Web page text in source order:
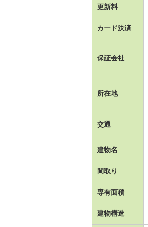
更新料
カード決済
保証会社
所在地
交通
建物名
間取り
専有面積
建物構造